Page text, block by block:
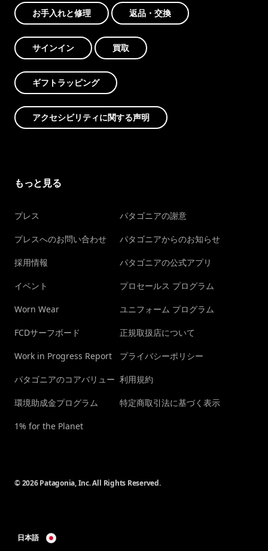
お手入れと修理 返品・交換
サインイン 買取
ギフトラッピング
アクセシビリティに関する声明
もっと見る
プレス
プレスへのお問い合わせ
採用情報
イベント
Worn Wear
FCDサーフボード
Work in Progress Report
パタゴニアのコアバリュー
環境助成金プログラム
1% for the Planet
パタゴニアの謝意
パタゴニアからのお知らせ
パタゴニアの公式アプリ
プロセールス プログラム
ユニフォーム プログラム
正規取扱店について
プライバシーポリシー
利用規約
特定商取引法に基づく表示
© 2026 Patagonia, Inc. All Rights Reserved.
日本語